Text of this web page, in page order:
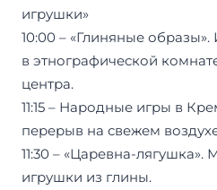
игрушки»
10:00 – «Глиняные
в этнографической
центра.
11:15 – Народные игры в
перерыв на свежем
11:30 – «Царевна-лягушка».
игрушки из глины.